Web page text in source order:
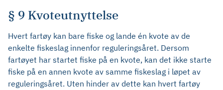
§ 9 Kvoteutnyttelse
Hvert fartøy kan bare fiske og lande én kvote av de
enkelte fiskeslag innenfor reguleringsåret. Dersom
fartøyet har startet fiske på en kvote, kan det ikke starte
fiske på en annen kvote av samme fiskeslag i løpet av
reguleringsåret. Uten hinder av dette kan hvert fartøy